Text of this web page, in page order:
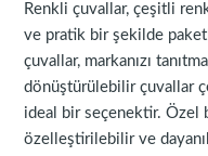
Renkli çuvallar, çeşitli
ve pratik bir şekilde
çuvallar, markanızı
dönüştürülebilir çuvallar
ideal bir seçenektir. Özel
özelleştirilebilir ve